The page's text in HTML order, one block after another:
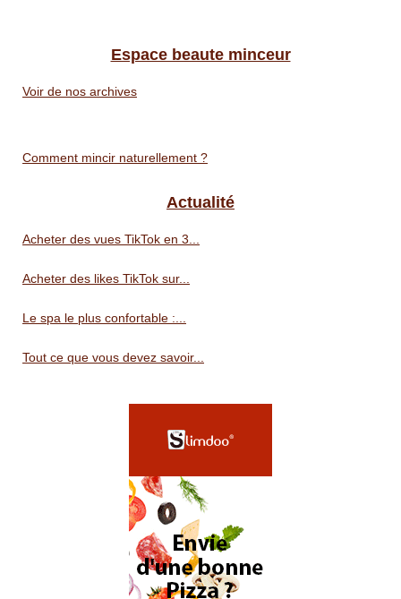
Espace beaute minceur
Voir de nos archives
Comment mincir naturellement ?
Actualité
Acheter des vues TikTok en 3...
Acheter des likes TikTok sur...
Le spa le plus confortable :...
Tout ce que vous devez savoir...